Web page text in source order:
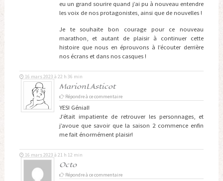
eu un grand sourire quand j’ai pu à nouveau entendre
les voix de nos protagonistes, ainsi que de nouvelles !
Je te souhaite bon courage pour ce nouveau
marathon, et autant de plaisir à continuer cette
histoire que nous en éprouvons à l’écouter derrière
nos écrans et dans nos casques !
MarionLAsticot
16 mars 2023 à 22 h 36 min
Répondre à ce commentaire
YES! Génial!
J’était impatiente de retrouver les personnages, et
j’avoue que savoir que la saison 2 commence enfin
me fait énormément plaisir!
Octo
16 mars 2023 à 21 h 12 min
Répondre à ce commentaire